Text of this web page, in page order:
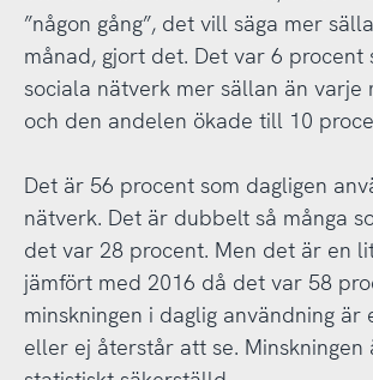
”någon gång”, det vill säga mer
månad, gjort det. Det var 6 procent
sociala nätverk mer sällan än varje
och den andelen ökade till 10
Det är 56 procent som dagligen
nätverk. Det är dubbelt så många
det var 28 procent. Men det är en
jämfört med 2016 då det var 58
minskningen i daglig användning
eller ej återstår att se. Minskningen